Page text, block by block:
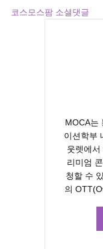
코스모스팜 소셜댓글
MOCA는
이션학부
웃렛에서
리미엄
청할 수
의